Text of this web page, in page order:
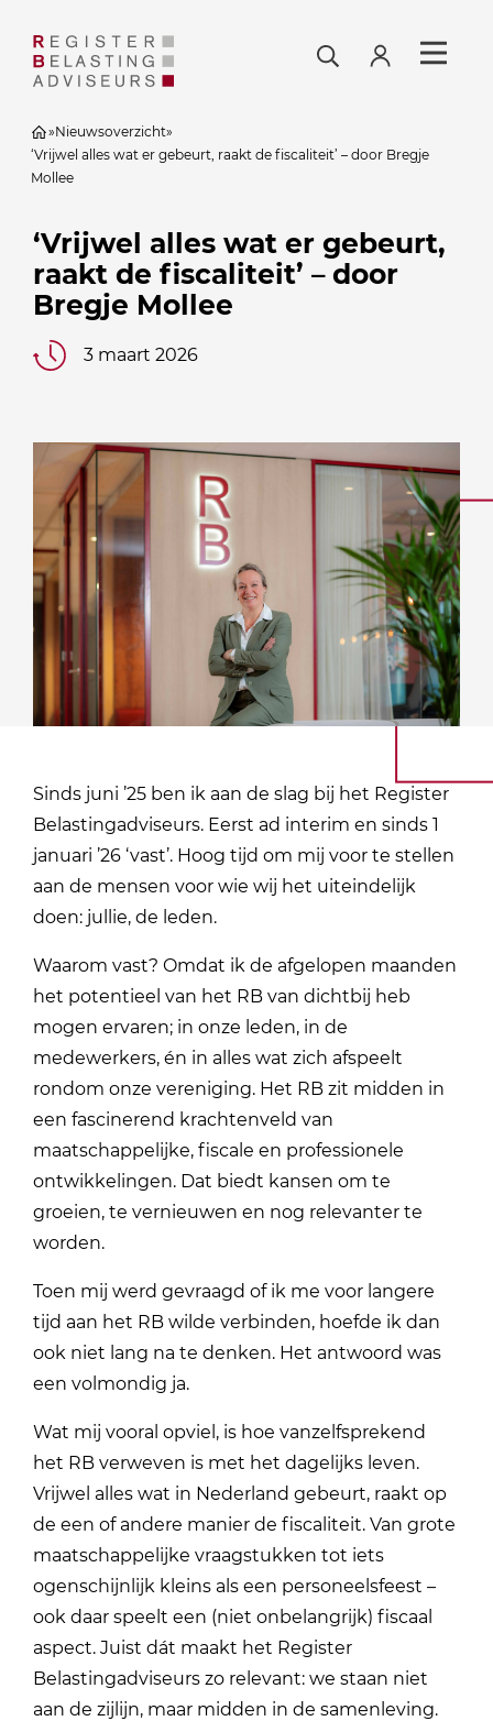
»Nieuwsoverzicht»
‘Vrijwel alles wat er gebeurt, raakt de fiscaliteit’ – door Bregje
Mollee
‘Vrijwel alles wat er gebeurt,
raakt de fiscaliteit’ – door
Bregje Mollee
3 maart 2026
Sinds juni ’25 ben ik aan de slag bij het Register
Belastingadviseurs. Eerst ad interim en sinds 1
januari ’26 ‘vast’. Hoog tijd om mij voor te stellen
aan de mensen voor wie wij het uiteindelijk
doen: jullie, de leden.
Waarom vast? Omdat ik de afgelopen maanden
het potentieel van het RB van dichtbij heb
mogen ervaren; in onze leden, in de
medewerkers, én in alles wat zich afspeelt
rondom onze vereniging. Het RB zit midden in
een fascinerend krachtenveld van
maatschappelijke, fiscale en professionele
ontwikkelingen. Dat biedt kansen om te
groeien, te vernieuwen en nog relevanter te
worden.
Toen mij werd gevraagd of ik me voor langere
tijd aan het RB wilde verbinden, hoefde ik dan
ook niet lang na te denken. Het antwoord was
een volmondig ja.
Wat mij vooral opviel, is hoe vanzelfsprekend
het RB verweven is met het dagelijks leven.
Vrijwel alles wat in Nederland gebeurt, raakt op
de een of andere manier de fiscaliteit. Van grote
maatschappelijke vraagstukken tot iets
ogenschijnlijk kleins als een personeelsfeest –
ook daar speelt een (niet onbelangrijk) fiscaal
aspect. Juist dát maakt het Register
Belastingadviseurs zo relevant: we staan niet
aan de zijlijn, maar midden in de samenleving.